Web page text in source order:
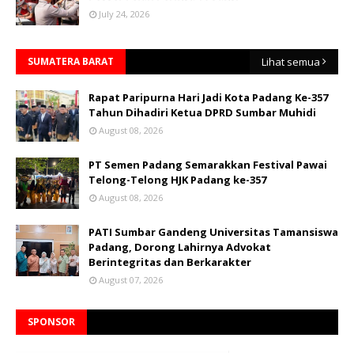
July 24, 2026
SUMATERA BARAT Lihat semua
Rapat Paripurna Hari Jadi Kota Padang Ke-357
Tahun Dihadiri Ketua DPRD Sumbar Muhidi
August 08, 2026
PT Semen Padang Semarakkan Festival Pawai
Telong-Telong HJK Padang ke-357
August 08, 2026
PATI Sumbar Gandeng Universitas Tamansiswa
Padang, Dorong Lahirnya Advokat
Berintegritas dan Berkarakter
August 07, 2026
SPONSOR